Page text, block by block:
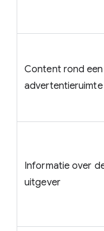
Content rond een
advertentieruimte
Informatie over
uitgever